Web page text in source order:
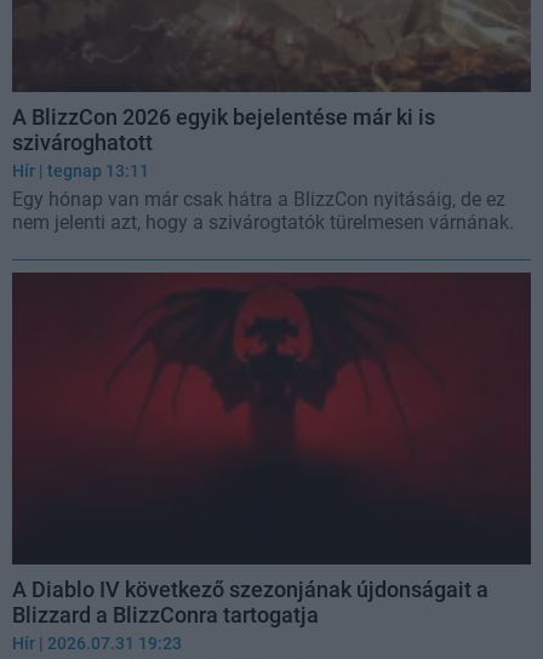
A BlizzCon 2026 egyik bejelentése már ki is
szivároghatott
Hír | tegnap 13:11
Egy hónap van már csak hátra a BlizzCon nyitásáig, de ez
nem jelenti azt, hogy a szivárogtatók türelmesen várnának.
A Diablo IV következő szezonjának újdonságait a
Blizzard a BlizzConra tartogatja
Hír | 2026.07.31 19:23